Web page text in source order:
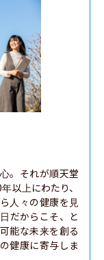
。それが順天堂
以上にわたり、
人々の健康を見
だからこそ、と
能な未来を創る
健康に寄与しま